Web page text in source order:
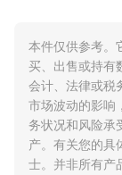
本件仅供参考。
买、出售或持有
会计、法律或税
市场波动的影响
务状况和风险承
产。有关您的具
士。并非所有产